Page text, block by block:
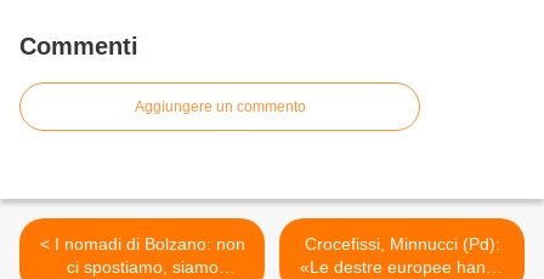
Commenti
Aggiungere un commento
< I nomadi di Bolzano: non
ci spostiamo, siamo
Crocefissi, Minnucci (Pd):
«Le destre europee hanno